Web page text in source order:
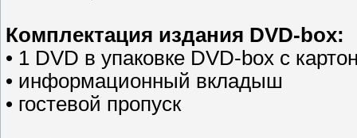
Комплектация издания DVD-box:
• 1 DVD в упаковке DVD-box с
• информационный вкладыш
• гостевой пропуск